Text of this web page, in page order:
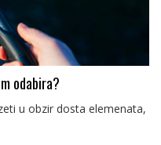
odabira?
u obzir dosta elemenata,